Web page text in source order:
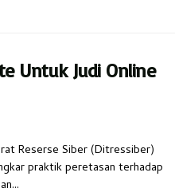
Untuk Judi Online
Reserse Siber (Ditressiber)
praktik peretasan terhadap